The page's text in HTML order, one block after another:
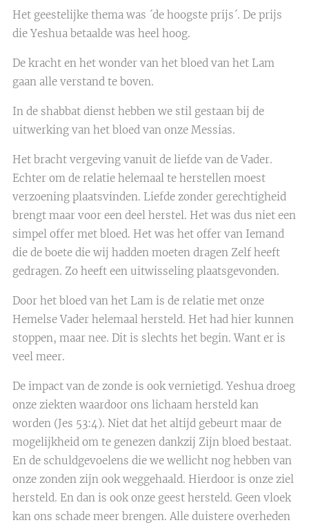
Het geestelijke thema was ´de hoogste prijs´. De prijs
die Yeshua betaalde was heel hoog.
De kracht en het wonder van het bloed van het Lam
gaan alle verstand te boven.
In de shabbat dienst hebben we stil gestaan bij de
uitwerking van het bloed van onze Messias.
Het bracht vergeving vanuit de liefde van de Vader.
Echter om de relatie helemaal te herstellen moest
verzoening plaatsvinden. Liefde zonder gerechtigheid
brengt maar voor een deel herstel. Het was dus niet een
simpel offer met bloed. Het was het offer van Iemand
die de boete die wij hadden moeten dragen Zelf heeft
gedragen. Zo heeft een uitwisseling plaatsgevonden.
Door het bloed van het Lam is de relatie met onze
Hemelse Vader helemaal hersteld. Het had hier kunnen
stoppen, maar nee. Dit is slechts het begin. Want er is
veel meer.
De impact van de zonde is ook vernietigd. Yeshua droeg
onze ziekten waardoor ons lichaam hersteld kan
worden (Jes 53:4). Niet dat het altijd gebeurt maar de
mogelijkheid om te genezen dankzij Zijn bloed bestaat.
En de schuldgevoelens die we wellicht nog hebben van
onze zonden zijn ook weggehaald. Hierdoor is onze ziel
hersteld. En dan is ook onze geest hersteld. Geen vloek
kan ons schade meer brengen. Alle duistere overheden